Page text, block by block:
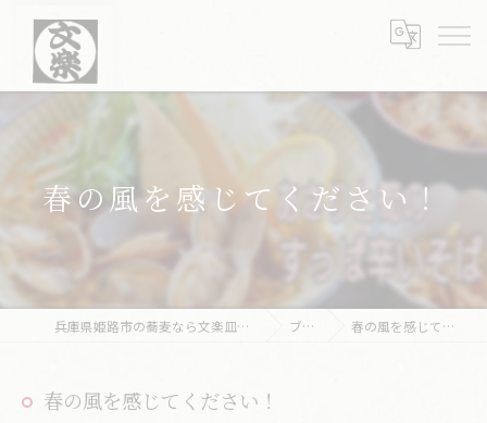
春の風を感じてください！
兵庫県姫路市の蕎麦なら文楽皿そば 姫路駅南店 ブログ 春の風を感じてください！
春の風を感じてください！